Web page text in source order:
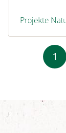
Projekte
Bienenschutz
1